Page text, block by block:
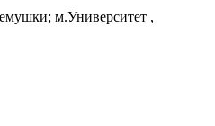
м.Университет ,